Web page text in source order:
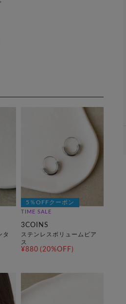
タ
5％OFFクーポン
TIME SALE
3COINS
ステンレスボリュームピア
ス
¥880 (20%OFF)